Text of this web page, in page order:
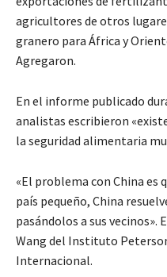
agricultores de otros
granero para África y
Agregaron.
En el informe publicado
analistas escribieron
la seguridad alimentaria
«El problema con China es
país pequeño, China
pasándolos a sus vecinos».
Wang del Instituto
Internacional.